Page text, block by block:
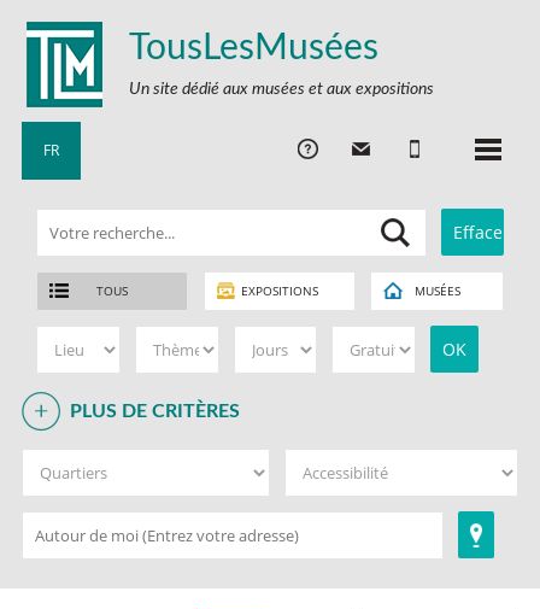
TousLesMusées
Un site dédié aux musées et aux expositions
FR
TOUS EXPOSITIONS MUSÉES
PLUS DE CRITÈRES